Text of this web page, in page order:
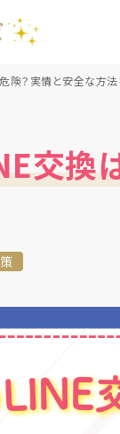
険？実情と安全な方
交換